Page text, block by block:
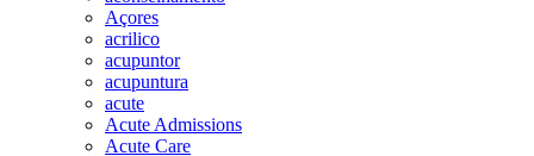
Açores
acrilico
acupuntor
acupuntura
acute
Acute Admissions
Acute Care